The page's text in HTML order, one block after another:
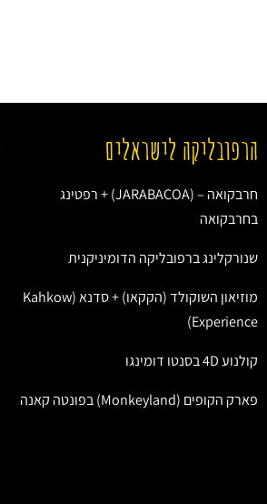
הרפובליקה לישראלים
חרבקואה – (JARABACOA) + רפטינג
בחרבקואה
שנורקלינג ברפובליקה הדומיניקנית
מוזיאון השוקולד (הקקאו) + סדנא (Kahkow
Experience)
קולנוע 4D בסנטו דומינגו
פארק הקופים (Monkeyland) בפונטה קאנה